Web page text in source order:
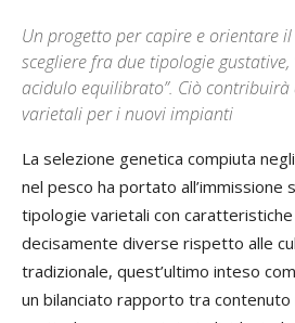
Un progetto per capire e orientare
scegliere fra due tipologie gustative,
acidulo equilibrato”. Ciò contribuirà
varietali per i nuovi impianti
La selezione genetica compiuta
nel pesco ha portato all’immissione
tipologie varietali con caratteristiche
decisamente diverse rispetto alle
tradizionale, quest’ultimo inteso
un bilanciato rapporto tra contenuto